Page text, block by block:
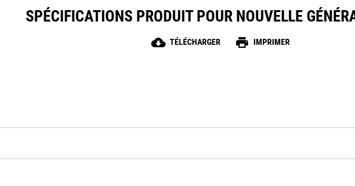
SPÉCIFICATIONS PRODUIT POUR NOUVELLE
cloud_download TÉLÉCHARGER print IMPRIMER